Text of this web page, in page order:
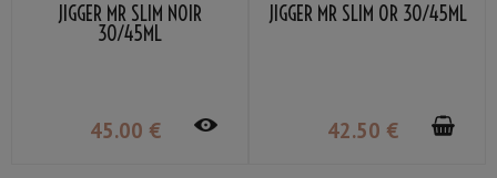
JIGGER MR SLIM NOIR
30/45ML
45.00 €
JIGGER MR SLIM OR 30/45ML
42.50 €